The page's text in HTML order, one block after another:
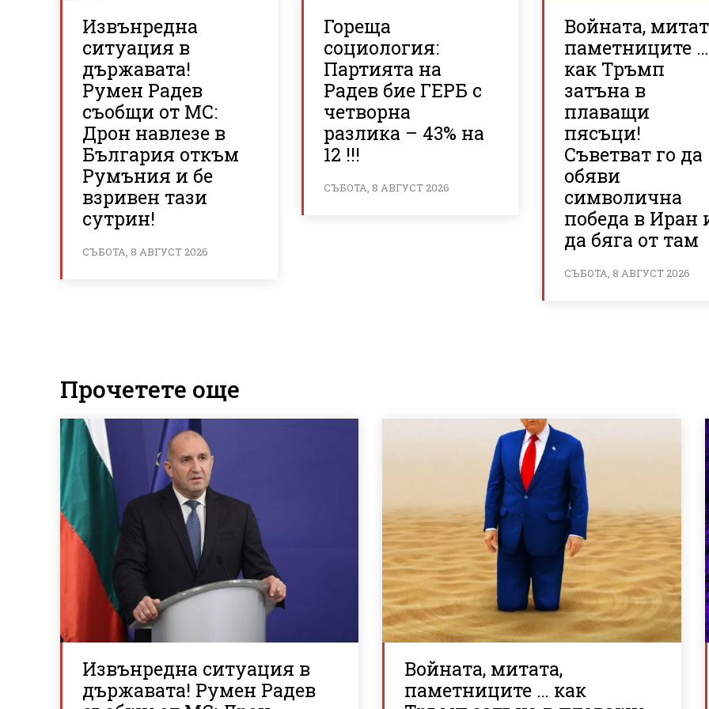
Извънредна
ситуация в
държавата!
Румен Радев
съобщи от МС:
Дрон навлезе в
България откъм
Румъния и бе
взривен тази
сутрин!
СЪБОТА, 8 АВГУСТ 2026
Гореща
социология:
Партията на
Радев бие ГЕРБ с
четворна
разлика – 43% на
12 !!!
СЪБОТА, 8 АВГУСТ 2026
Войната,
паметниците …
как Тръмп
затъна в
плаващи
пясъци!
Съветват го да
обяви
символична
победа в Иран
да бяга от там
СЪБОТА, 8 АВГУСТ 2026
Прочетете още
Извънредна ситуация в
държавата! Румен Радев
Войната, митата,
паметниците … как